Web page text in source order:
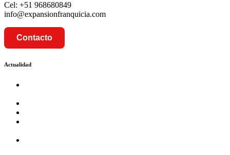
Cel: +51 968680849
info@expansionfranquicia.com
Contacto
Actualidad